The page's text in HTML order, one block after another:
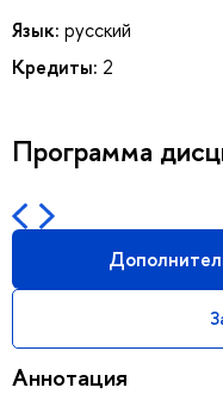
Язык: русский
Кредиты: 2
Программа
Аннотация